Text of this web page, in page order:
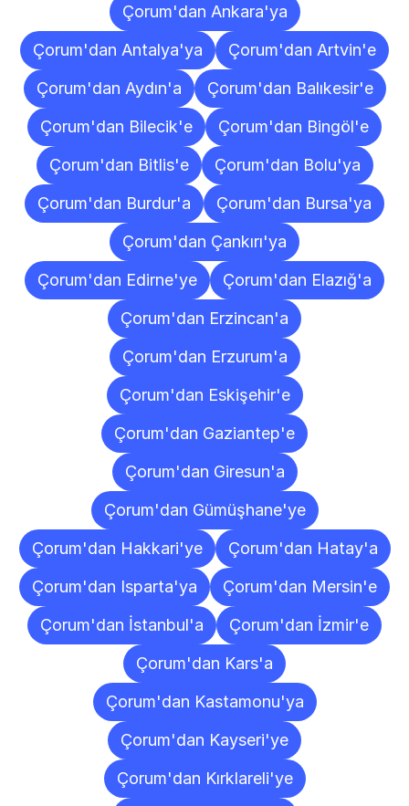
Çorum'dan Ankara'ya
Çorum'dan Antalya'ya
Çorum'dan Artvin'e
Çorum'dan Aydın'a
Çorum'dan Balıkesir'e
Çorum'dan Bilecik'e
Çorum'dan Bingöl'e
Çorum'dan Bitlis'e
Çorum'dan Bolu'ya
Çorum'dan Burdur'a
Çorum'dan Bursa'ya
Çorum'dan Çankırı'ya
Çorum'dan Edirne'ye
Çorum'dan Elazığ'a
Çorum'dan Erzincan'a
Çorum'dan Erzurum'a
Çorum'dan Eskişehir'e
Çorum'dan Gaziantep'e
Çorum'dan Giresun'a
Çorum'dan Gümüşhane'ye
Çorum'dan Hakkari'ye
Çorum'dan Hatay'a
Çorum'dan Isparta'ya
Çorum'dan Mersin'e
Çorum'dan İstanbul'a
Çorum'dan İzmir'e
Çorum'dan Kars'a
Çorum'dan Kastamonu'ya
Çorum'dan Kayseri'ye
Çorum'dan Kırklareli'ye